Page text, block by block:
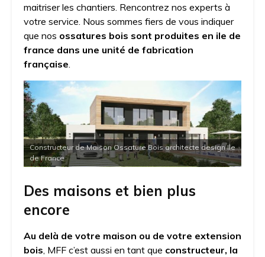
maitriser les chantiers. Rencontrez nos experts à
votre service. Nous sommes fiers de vous indiquer
que nos ossatures bois sont produites en ile de
france dans une unité de fabrication
française
Constructeur de Maison Ossature Bois architecte design Ile
de France
Des maisons et bien plus
encore
Au delà de votre maison ou de votre extension
bois , MFF c’est aussi en tant que constructeur, la